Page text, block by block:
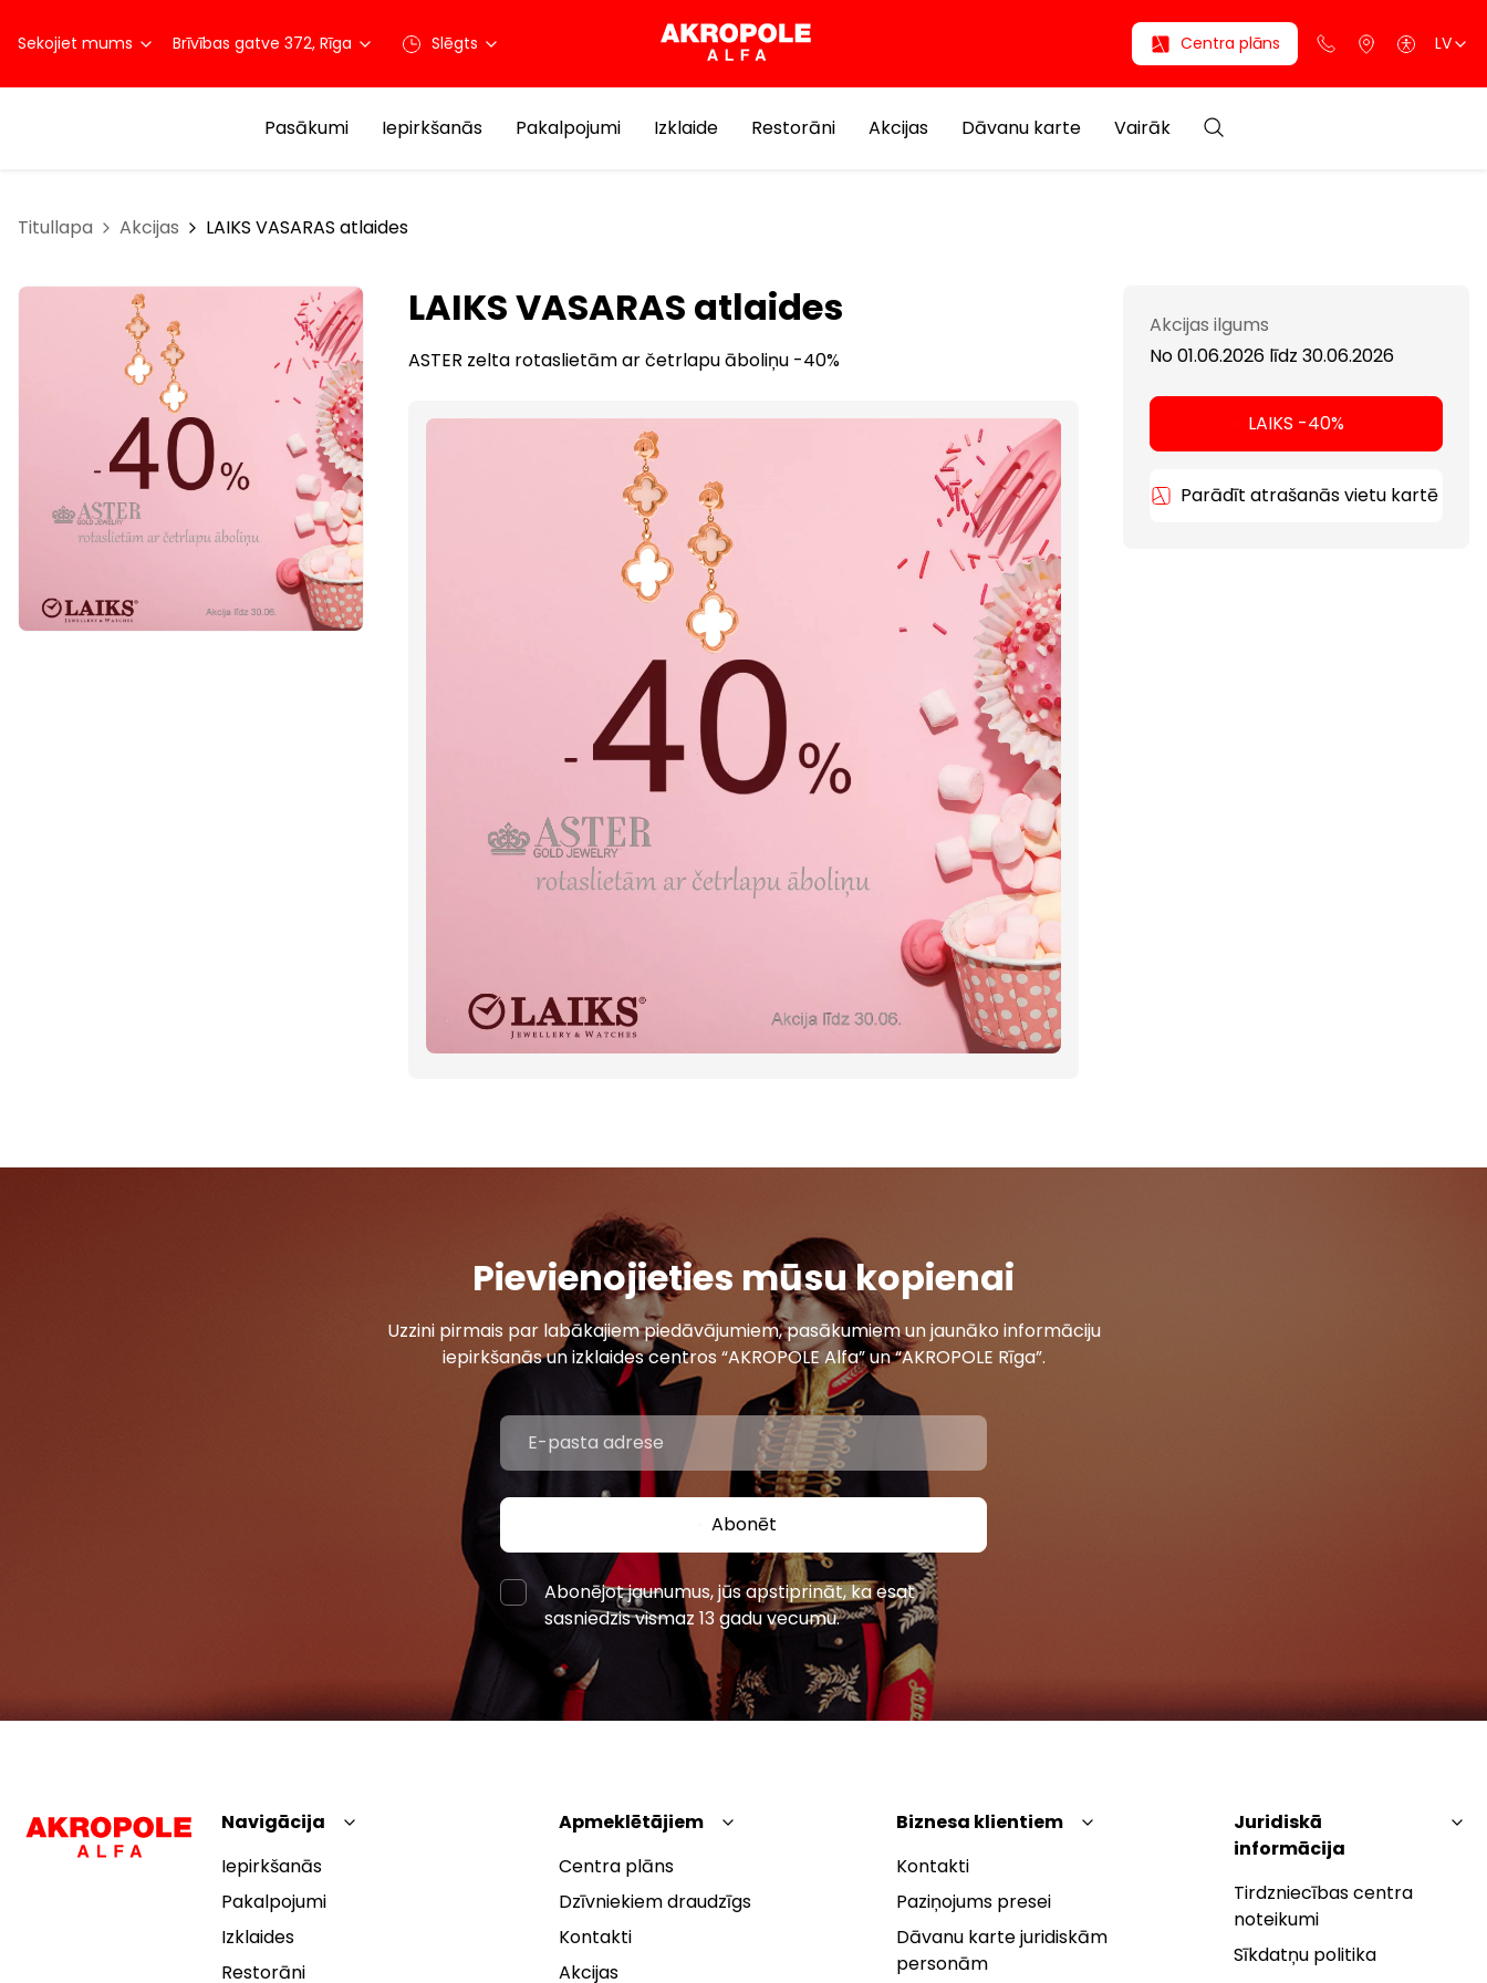
Sekojiet mums Brīvības gatve 372, Rīga Slēgts Centra plāns LV
Pasākumi Iepirkšanās Pakalpojumi Izklaide Restorāni Akcijas Dāvanu karte Vairāk
Titullapa Akcijas LAIKS VASARAS atlaides
LAIKS VASARAS atlaides
ASTER zelta rotaslietām ar četrlapu āboliņu -40%
Akcijas ilgums
No 01.06.2026 līdz 30.06.2026
LAIKS -40%
Parādīt atrašanās vietu kartē
Pievienojieties mūsu kopienai
Uzzini pirmais par labākajiem piedāvājumiem, pasākumiem un jaunāko informāciju
iepirkšanās un izklaides centros “AKROPOLE Alfa” un “AKROPOLE Rīga”.
Abonēt
Abonējot jaunumus, jūs apstiprināt, ka esat
sasniedzis vismaz 13 gadu vecumu.
Navigācija
Iepirkšanās
Pakalpojumi
Izklaides
Restorāni
Apmeklētājiem
Centra plāns
Dzīvniekiem draudzīgs
Kontakti
Akcijas
Biznesa klientiem
Kontakti
Paziņojums presei
Dāvanu karte juridiskām
personām
Juridiskā
informācija
Tirdzniecības centra
noteikumi
Sīkdatņu politika